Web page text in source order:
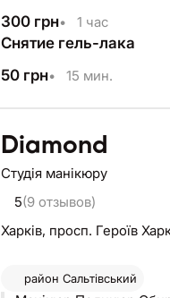
300 грн• 1 час
Снятие гель-лака
50 грн• 15 мин.
Diamond
Студія манікюру
5(9 отзывов)
Харків, просп. Героїв
район Сальтівський